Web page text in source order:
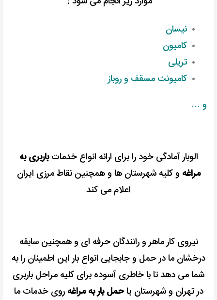
نیسان
کامیون
تریلی
کامیونت مسقف و روباز
و …
الوبار آمادگی خود را برای ارائه انواع خدماتباربری به
مراغه و کلیه شهرستان ها و همچنین نقاط مرزی ایران
اعلام می کند
نیروی کار ماهر و رانندگان حرفه ای و همچنین سابقه
درخشان ما در حمل و جابجایی انواع بار این اطمینان را به
شما می دهد تا با خاطری آسوده برای کلیه مراحل باربری
در تهران و شهرستان یاحمل بار به مراغه روی خدمات ما